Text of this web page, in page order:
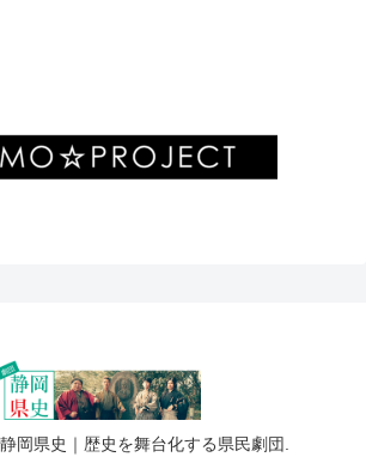
岡県史｜歴史を舞台化する県民劇団.